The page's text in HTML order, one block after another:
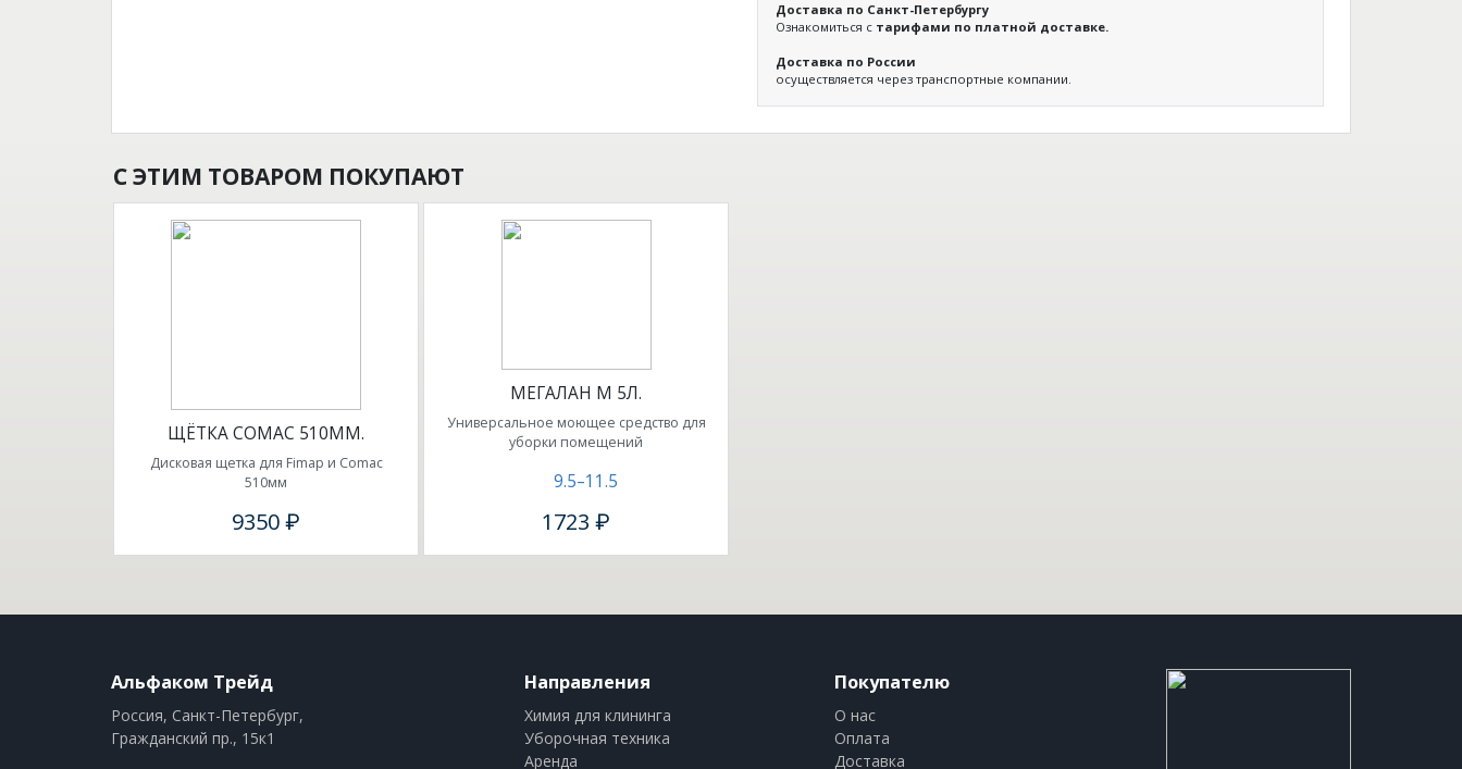
Доставка по Санкт-Петербургу
Ознакомиться с тарифами по платной доставке.
Доставка по России
осуществляется через транспортные компании.
С ЭТИМ ТОВАРОМ ПОКУПАЮТ
ЩЁТКА COMAC 510ММ.
Дисковая щетка для Fimap и Comac
510мм
9350 ₽
МЕГАЛАН М 5Л.
Универсальное моющее средство для
уборки помещений
9.5–11.5
1723 ₽
Альфаком Трейд
Россия, Санкт-Петербург,
Гражданский пр., 15к1
Направления
Химия для клининга
Уборочная техника
Аренда
Покупателю
О нас
Оплата
Доставка